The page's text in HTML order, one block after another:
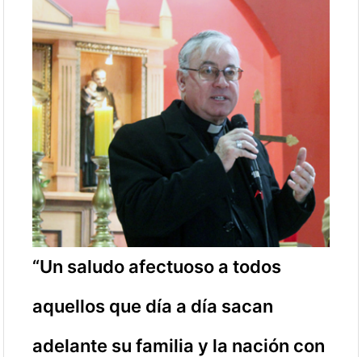
“Un saludo afectuoso a todos
aquellos que día a día sacan
adelante su familia y la nación con